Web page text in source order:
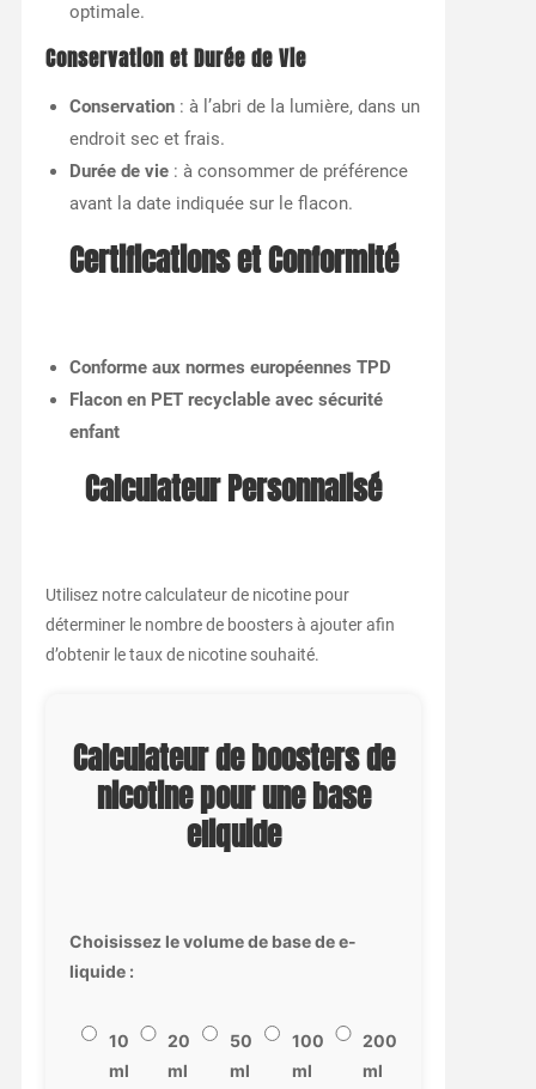
optimale.
Conservation et Durée de Vie
Conservation: à l’abri de la lumière, dans un
endroit sec et frais.
Durée de vie: à consommer de préférence
avant la date indiquée sur le flacon.
Certifications et Conformité
Conforme aux normes européennes TPD
Flacon en PET recyclable avec sécurité
enfant
Calculateur Personnalisé
Utilisez notre calculateur de nicotine pour
déterminer le nombre de boosters à ajouter afin
d’obtenir le taux de nicotine souhaité.
Calculateur de boosters de
nicotine pour une base
eliquide
Choisissez le volume de base de e-
liquide :
10
ml
20
ml
50
ml
100
ml
200
ml